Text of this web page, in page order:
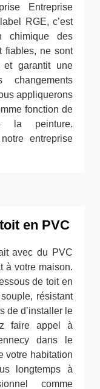
Entreprise
RGE, c’est
chimique des
fiables, ne sont
et garantit une
appliquerons
fonction de
la peinture.
entreprise
en PVC
avec du PVC
à votre maison.
de toit en
résistant
de d’installer le
faire appel à
dans le
votre habitation
longtemps à
comme